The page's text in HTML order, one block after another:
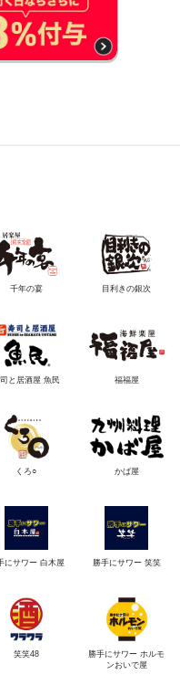
千年の宴 目利きの銀次
と居酒屋 魚民 福福屋
くろ○ かば屋
にサワー 白木屋 勝手にサワー 笑笑
笑笑48
勝手にサワー ホルモ
ンおいで屋